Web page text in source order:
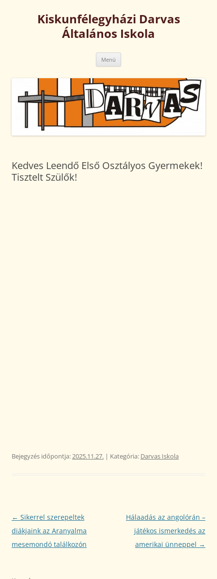
tartalombaKiskunfélegyházi Darvas
Általános Iskola
Menü
Kedves Leendő Első Osztályos Gyermekek!
Tisztelt Szülők!
Bejegyzés időpontja:2025.11.27. | Kategória: Darvas Iskola
Bejegyzés
navigáció
← Sikerrel szerepeltek
diákjaink az Aranyalma
mesemondó találkozón
Hálaadás az angolórán –
játékos ismerkedés az
amerikai ünneppel →